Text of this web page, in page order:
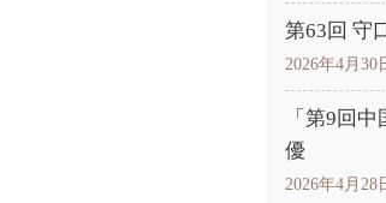
第63回 守
2026年4月30
「第9回
優
2026年4月28